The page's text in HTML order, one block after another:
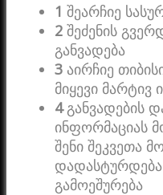
1 შეარჩიე
2 შეძენის
განვადება
3 აირჩიე
მიყევი მარტივ
4განვადების
ინფორმაციას
შენი შეკვეთა
გამოეშურება